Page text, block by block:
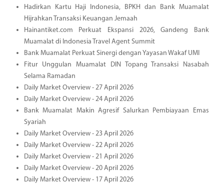
Hadirkan Kartu Haji Indonesia, BPKH dan Bank Muamalat
Hijrahkan Transaksi Keuangan Jemaah
Hainantiket.com Perkuat Ekspansi 2026, Gandeng Bank
Muamalat di Indonesia Travel Agent Summit
Bank Muamalat Perkuat Sinergi dengan Yayasan Wakaf UMI
Fitur Unggulan Muamalat DIN Topang Transaksi Nasabah
Selama Ramadan
Daily Market Overview - 27 April 2026
Daily Market Overview - 24 April 2026
Bank Muamalat Makin Agresif Salurkan Pembiayaan Emas
Syariah
Daily Market Overview - 23 April 2026
Daily Market Overview - 22 April 2026
Daily Market Overview - 21 April 2026
Daily Market Overview - 20 April 2026
Daily Market Overview - 17 April 2026